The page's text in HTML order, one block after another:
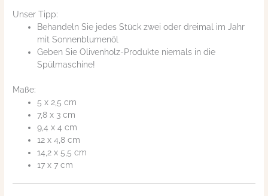
Unser Tipp:
Behandeln Sie jedes Stück zwei oder dreimal im Jahr
mit Sonnenblumenöl
Geben Sie Olivenholz-Produkte niemals in die
Spülmaschine!
Maße:
5 x 2,5 cm
7,8 x 3 cm
9,4 x 4 cm
12 x 4,8 cm
14,2 x 5,5 cm
17 x 7 cm